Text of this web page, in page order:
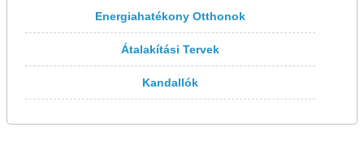
Energiahatékony Otthonok
Átalakítási Tervek
Kandallók